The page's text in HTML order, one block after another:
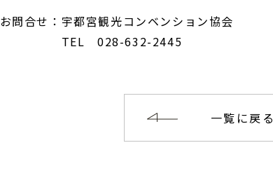
お問合せ：宇都宮観光コンベンション協会
TEL 028-632-2445
一覧に戻る